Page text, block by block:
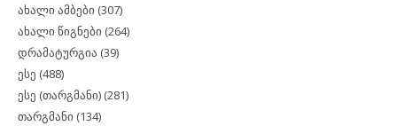
ახალი ამბები (307)
ახალი წიგნები (264)
დრამატურგია (39)
ესე (488)
ესე (თარგმანი) (281)
თარგმანი (134)